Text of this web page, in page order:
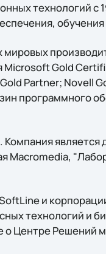
технологий с
обучения
Microsoft Gold
Partner; Novell
программного
Компания
Macromedia,
и
технологий и
Центре Решений